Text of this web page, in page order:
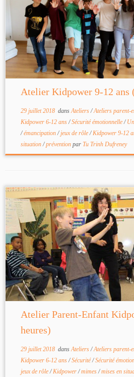
Atelier Kidpower 9-12 ans
29 juillet 2018dansAteliers/Ateliers parent-
Kidpower 6-12 ans/Sécurité émotionnelle/
/émancipation/jeux de rôle/Kidpower 9-12
situation/prévention par Tu Trinh Dufreney
Atelier Parent-Enfant
heures)
29 juillet 2018dansAteliers/Ateliers parent-
Kidpower 6-12 ans/Sécurité/Sécurité
jeux de rôle/Kidpower/mimes/mises en